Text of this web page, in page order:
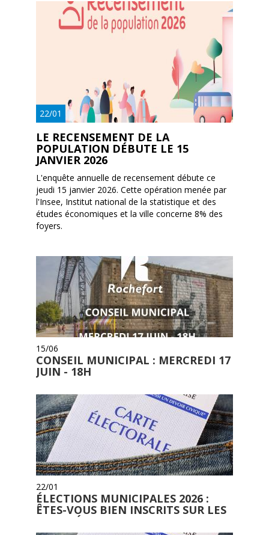
22/01
LE RECENSEMENT DE LA
POPULATION DÉBUTE LE 15
JANVIER 2026
L'enquête annuelle de recensement débute ce
jeudi 15 janvier 2026. Cette opération menée par
l'Insee, Institut national de la statistique et des
études économiques et la ville concerne 8% des
foyers.
15/06
CONSEIL MUNICIPAL : MERCREDI 17
JUIN - 18H
22/01
ÉLECTIONS MUNICIPALES 2026 :
ÊTES-VOUS BIEN INSCRITS SUR LES
LISTES ÉLECTORALES ?